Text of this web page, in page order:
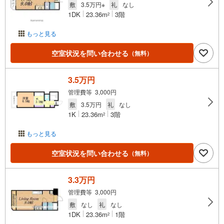
もっと見る
敷 3.5万円※ 礼 なし
1DK 23.36m2 3階
空室状況を問い合わせる （無料）
もっと見る
3.5万円
管理費等 3,000円
敷
3.5万円 礼 なし
1K 23.36m2 3階
空室状況を問い合わせる （無料）
3.3万円
管理費等 3,000円
敷
なし 礼 なし
1DK 23.36m2 1階